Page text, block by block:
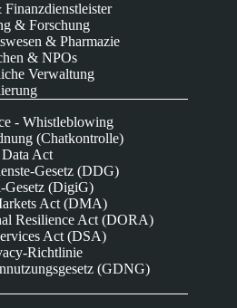
& Forschung
& Pharmazie
& NPOs
Verwaltung
- Whistleblowing
(Chatkontrolle)
Data Act
Gesetz (DDG)
Gesetz (DigiG)
Act (DMA)
Resilience Act (DORA)
Act (DSA)
Richtlinie
(GDNG)